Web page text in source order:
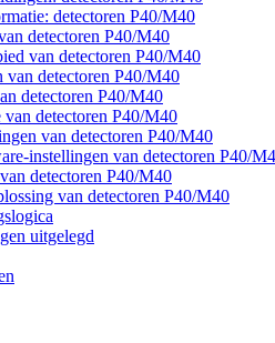
detectoren P40/M40
detectoren P40/M40
van detectoren P40/M40
van detectoren P40/M40
detectoren P40/M40
van detectoren P40/M40
van detectoren P40/M40
instellingen van detectoren P40/
detectoren P40/M40
van detectoren P40/M40
uitgelegd